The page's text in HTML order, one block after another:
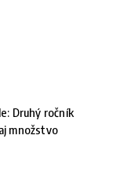
Druhý ročník
množstvo